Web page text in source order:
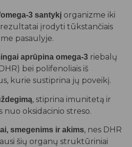
3 santykį organizme iki
rezultatai įrodyti tūkstančiais
pasaulyje.
aprūpina omega-3 riebalų
bei polifenoliais iš
kurie sustiprina jų poveikį.
, stiprina imunitetą ir
nuo oksidacinio streso.
smegenims ir akims, nes DHR
šių organų struktūriniai